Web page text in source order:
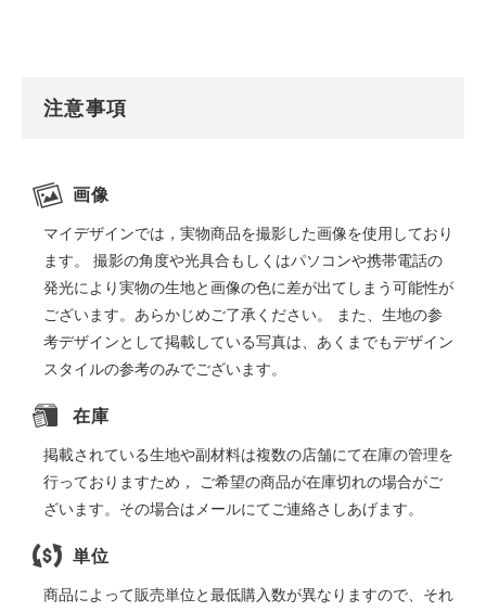
注意事項
画像
マイデザインでは，実物商品を撮影した画像を使用しており
ます。 撮影の角度や光具合もしくはパソコンや携帯電話の
発光により実物の生地と画像の色に差が出てしまう可能性が
ございます。あらかじめご了承ください。 また、生地の参
考デザインとして掲載している写真は、あくまでもデザイン
スタイルの参考のみでございます。
在庫
掲載されている生地や副材料は複数の店舗にて在庫の管理を
行っておりますため， ご希望の商品が在庫切れの場合がご
ざいます。その場合はメールにてご連絡さしあげます。
単位
商品によって販売単位と最低購入数が異なりますので、それ